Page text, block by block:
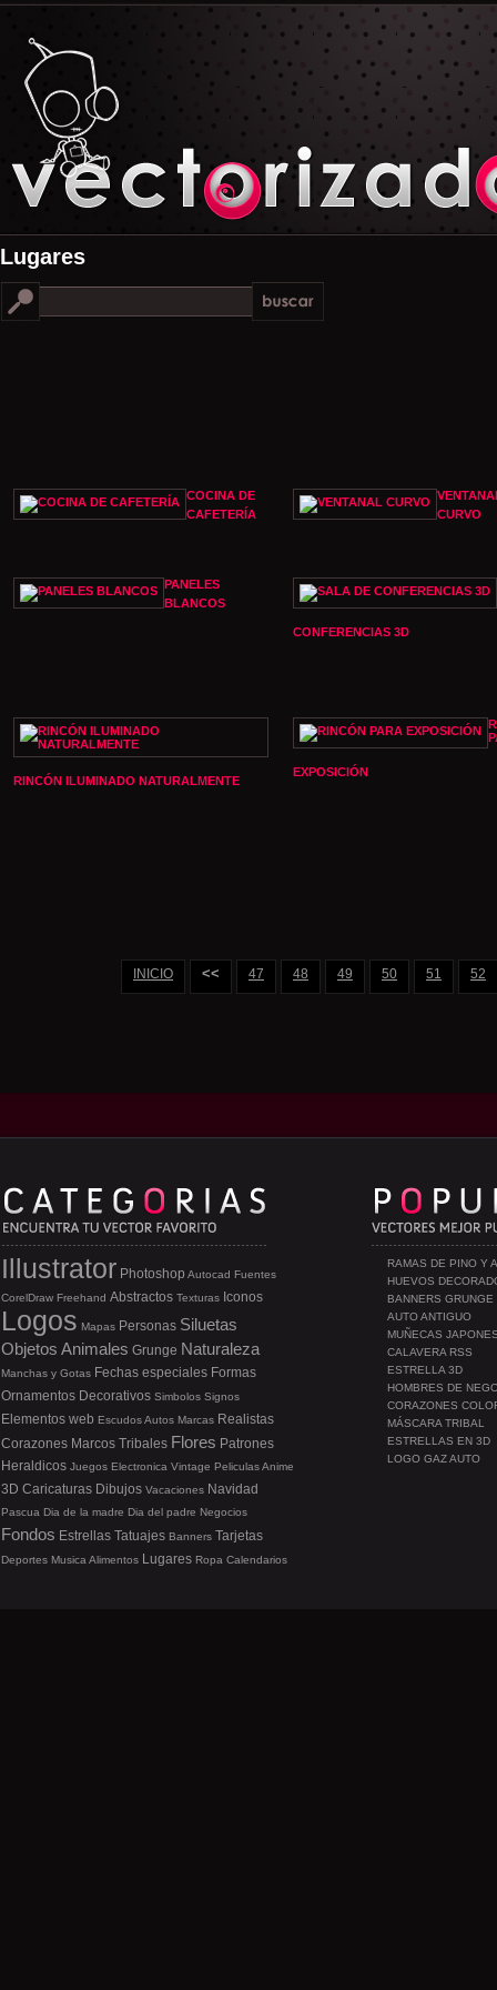
Lugares
COCINA DE
CAFETERÍA
CURVO
PANELES
BLANCOS
CONFERENCIAS 3D
RINCÓN ILUMINADO NATURALMENTE
EXPOSICIÓN
INICIO << 47 48 49 50 51 52
RAMAS DE PINO Y
HUEVOS
BANNERS GRUNGE
AUTO ANTIGUO
MUÑECAS
CALAVERA RSS
ESTRELLA 3D
HOMBRES DE
CORAZONES
MÁSCARA TRIBAL
ESTRELLAS EN 3D
LOGO GAZ AUTO
Illustrator Photoshop Autocad Fuentes
CorelDraw Freehand Abstractos Texturas Iconos
Logos Mapas Personas Siluetas
Objetos Animales Grunge Naturaleza
Manchas y Gotas Fechas especiales Formas
Ornamentos Decorativos Simbolos Signos
Elementos web EscudosAutos Marcas Realistas
Corazones Marcos Tribales Flores Patrones
Heraldicos Juegos Electronica Vintage PeliculasAnime
3D Caricaturas Dibujos Vacaciones Navidad
Pascua Dia de la madre Dia del padre Negocios
Fondos Estrellas Tatuajes Banners Tarjetas
Deportes Musica Alimentos Lugares Ropa Calendarios